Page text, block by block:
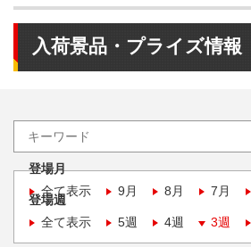
入荷景品・プライズ情報
登場月
全て表示
9月 8月 7月
登場週
全て表示
5週 4週 3週